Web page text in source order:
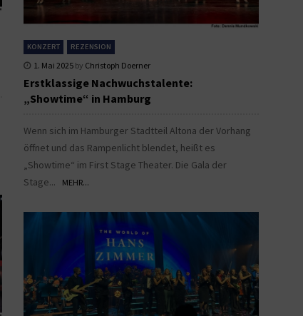
KONZERT REZENSION
1. Mai 2025 by Christoph Doerner
Erstklassige Nachwuchstalente:
„Showtime“ in Hamburg
Wenn sich im Hamburger Stadtteil Altona der Vorhang
öffnet und das Rampenlicht blendet, heißt es
„Showtime“ im First Stage Theater. Die Gala der
Stage...
MEHR...